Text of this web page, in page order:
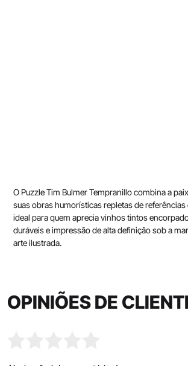
O Puzzle Tim Bulmer Tempranillo combina a
suas obras humorísticas repletas de
ideal para quem aprecia vinhos tintos
duráveis e impressão de alta definição sob a
arte ilustrada.
OPINIÕES DE